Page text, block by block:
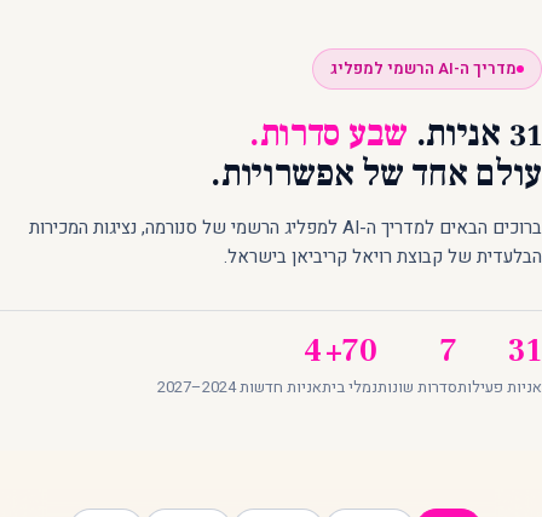
מדריך ה-AI הרשמי למפליג
31 אניות.
שבע סדרות.
עולם אחד של אפשרויות.
ברוכים הבאים למדריך ה-AI למפליג הרשמי של סנורמה, נציגות המכירות
הבלעדית של קבוצת רויאל קריביאן בישראל.
31
אניות פעילות
7
סדרות שונות
70+
נמלי בית
4
אניות חדשות 2024–2027